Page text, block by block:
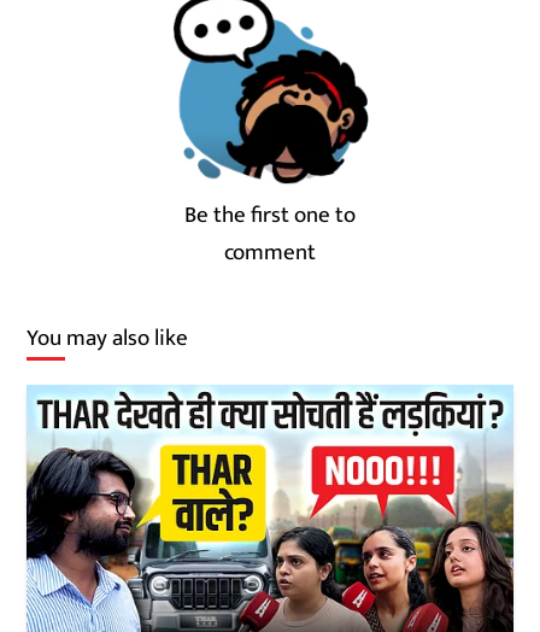
Be the first one to
comment
You may also like